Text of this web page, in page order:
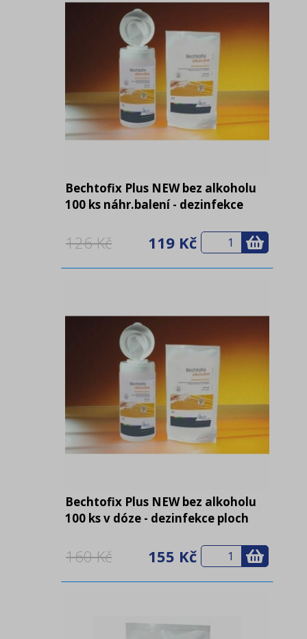
Bechtofix Plus NEW bez alkoholu
100 ks náhr.balení - dezinfekce
126 Kč 119 Kč
Bechtofix Plus NEW bez alkoholu
100 ks v dóze - dezinfekce ploch
160 Kč 155 Kč